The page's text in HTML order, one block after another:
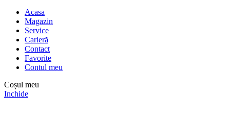
Acasa
Magazin
Service
Carieră
Contact
Favorite
Contul meu
Coșul meu
Inchide